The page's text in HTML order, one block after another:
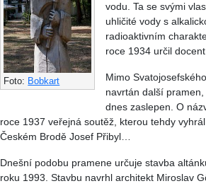
Foto: Bobkart
vodu. Ta se svými
uhličité vody s
radioaktivním
roce 1934 určil
Mimo
navrtán další
dnes zaslepen. O
roce 1937 veřejná soutěž, kterou tehdy
Českém Brodě Josef Přibyl…
Dnešní podobu pramene určuje stavba
roku 1993. Stavbu navrhl architekt Miroslav